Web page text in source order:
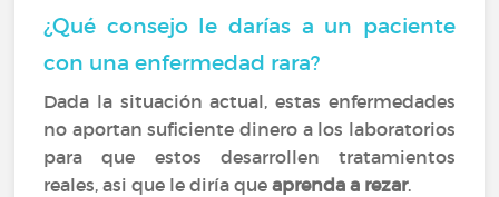
¿Qué consejo le darías a un paciente
con una enfermedad rara?
Dada la situación actual, estas enfermedades
no aportan suficiente dinero a los laboratorios
para que estos desarrollen tratamientos
reales, asi que le diría queaprenda a rezar.